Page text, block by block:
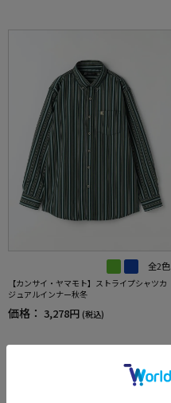
全2色
【カンサイ・ヤマモト】ストライプシャツカ
ジュアルインナー秋冬
価格： 3,278円 (税込)